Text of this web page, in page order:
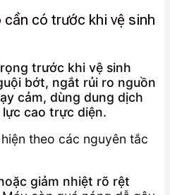
cần có trước khi vệ sinh
trước khi vệ sinh
bớt, ngắt rủi ro nguồn
cảm, dùng dung dịch
cao trực diện.
theo các nguyên tắc
giảm nhiệt rõ rệt